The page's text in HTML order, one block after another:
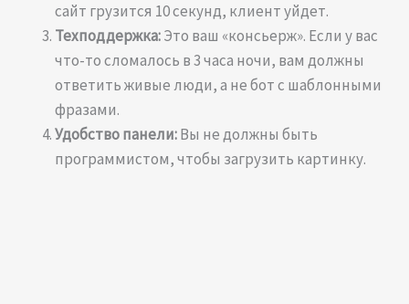
сайт грузится 10 секунд, клиент уйдет.
Техподдержка:Это ваш «консьерж». Если у вас
что-то сломалось в 3 часа ночи, вам должны
ответить живые люди, а не бот с шаблонными
фразами.
Удобство панели:Вы не должны быть
программистом, чтобы загрузить картинку.